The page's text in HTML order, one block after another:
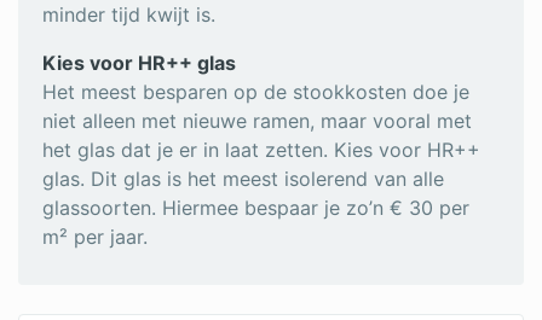
minder tijd kwijt is.
Kies voor HR++ glas
Het meest besparen op de stookkosten doe je
niet alleen met nieuwe ramen, maar vooral met
het glas dat je er in laat zetten. Kies voor HR++
glas. Dit glas is het meest isolerend van alle
glassoorten. Hiermee bespaar je zo’n € 30 per
m² per jaar.